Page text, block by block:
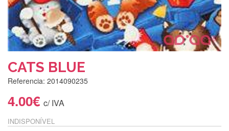
CATS BLUE
Referencia: 2014090235
4.00€ c/ IVA
INDISPONÍVEL